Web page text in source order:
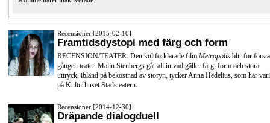
Recensioner [2015-02-10]
Framtidsdystopi med färg och form
RECENSION/TEATER. Den kultförklarade film Metropolis blir för första
gången teater. Malin Stenbergs går all in vad gäller färg, form och stora
uttryck, ibland på bekostnad av storyn, tycker Anna Hedelius, som har
på Kulturhuset Stadsteatern.
Recensioner [2014-12-30]
Dräpande dialogduell